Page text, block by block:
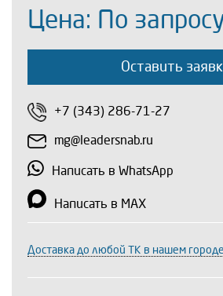
Цена: По
Оставить
+7 (343) 286-71-27
mg@leadersnab.ru
Написать в WhatsApp
Написать в MAX
Доставка до любой ТК в нашем городе